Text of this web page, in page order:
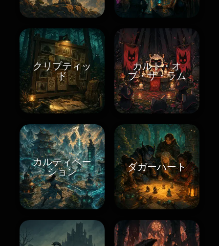
クリプティッ
ド
カルト・オ
ブ・ザ・ラム
カルティベー
ション
ダガーハート